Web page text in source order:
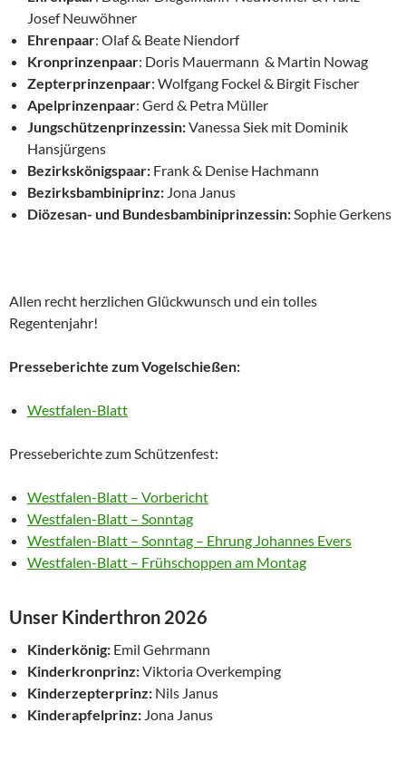
Josef Neuwöhner
Ehrenpaar: Olaf & Beate Niendorf
Kronprinzenpaar: Doris Mauermann & Martin Nowag
Zepterprinzenpaar: Wolfgang Fockel & Birgit Fischer
Apelprinzenpaar: Gerd & Petra Müller
Jungschützenprinzessin:Vanessa Siek mit Dominik
Hansjürgens
Bezirkskönigspaar: Frank & Denise Hachmann
Bezirksbambiniprinz: Jona Janus
Diözesan- und Bundesbambiniprinzessin:Sophie Gerkens
Allen recht herzlichen Glückwunsch und ein tolles
Regentenjahr!
Presseberichte zum Vogelschießen:
Westfalen-Blatt
Presseberichte zum Schützenfest:
Westfalen-Blatt – Vorbericht
Westfalen-Blatt – Sonntag
Westfalen-Blatt – Sonntag – Ehrung Johannes Evers
Westfalen-Blatt – Frühschoppen am Montag
Unser Kinderthron 2026
Kinderkönig: Emil Gehrmann
Kinderkronprinz:Viktoria Overkemping
Kinderzepterprinz: Nils Janus
Kinderapfelprinz: Jona Janus